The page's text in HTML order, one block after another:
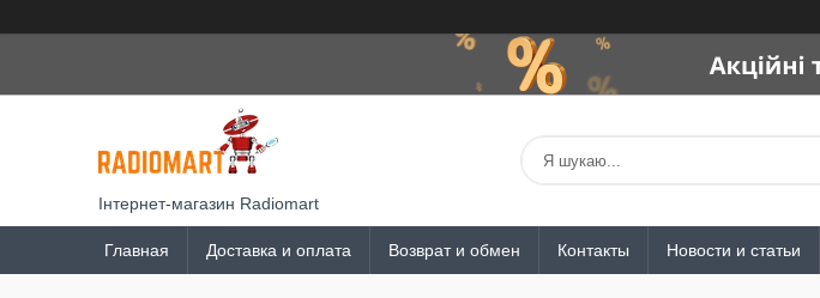
Інтернет-магазин Radiomart
Главная Доставка и оплата Возврат и обмен Контакты Новости и статьи